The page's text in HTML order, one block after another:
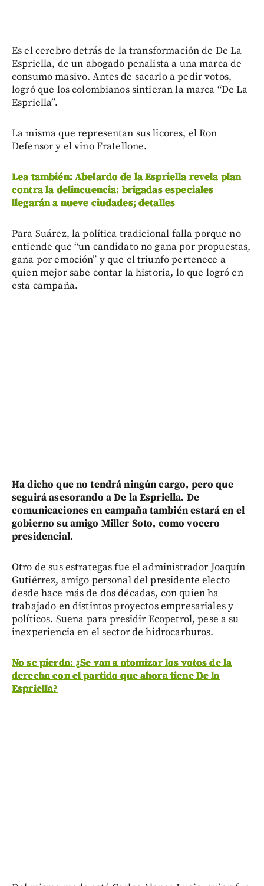
Es el cerebro detrás de la transformación de De La
Espriella, de un abogado penalista a una marca de
consumo masivo. Antes de sacarlo a pedir votos,
logró que los colombianos sintieran la marca “De La
Espriella”.
La misma que representan sus licores, el Ron
Defensor y el vino Fratellone.
Lea también: Abelardo de la Espriella revela plan
contra la delincuencia: brigadas especiales
llegarán a nueve ciudades; detalles
Para Suárez, la política tradicional falla porque no
entiende que “un candidato no gana por propuestas,
gana por emoción” y que el triunfo pertenece a
quien mejor sabe contar la historia, lo que logró en
esta campaña.
Ha dicho que no tendrá ningún cargo, pero que
seguirá asesorando a De la Espriella. De
comunicaciones en campaña también estará en el
gobierno su amigo Miller Soto, como vocero
presidencial.
Otro de sus estrategas fue el administrador Joaquín
Gutiérrez, amigo personal del presidente electo
desde hace más de dos décadas, con quien ha
trabajado en distintos proyectos empresariales y
políticos. Suena para presidir Ecopetrol, pese a su
inexperiencia en el sector de hidrocarburos.
No se pierda: ¿Se van a atomizar los votos de la
derecha con el partido que ahora tiene De la
Espriella?